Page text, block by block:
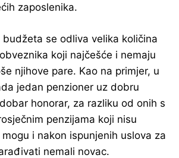
zaposlenika.
budžeta se odliva velika količina
koji najčešće i nemaju
njihove pare. Kao na primjer, u
jedan penzioner uz dobru
honorar, za razliku od onih s
penzijama koji nisu
i nakon ispunjenih uslova za
nemali novac.